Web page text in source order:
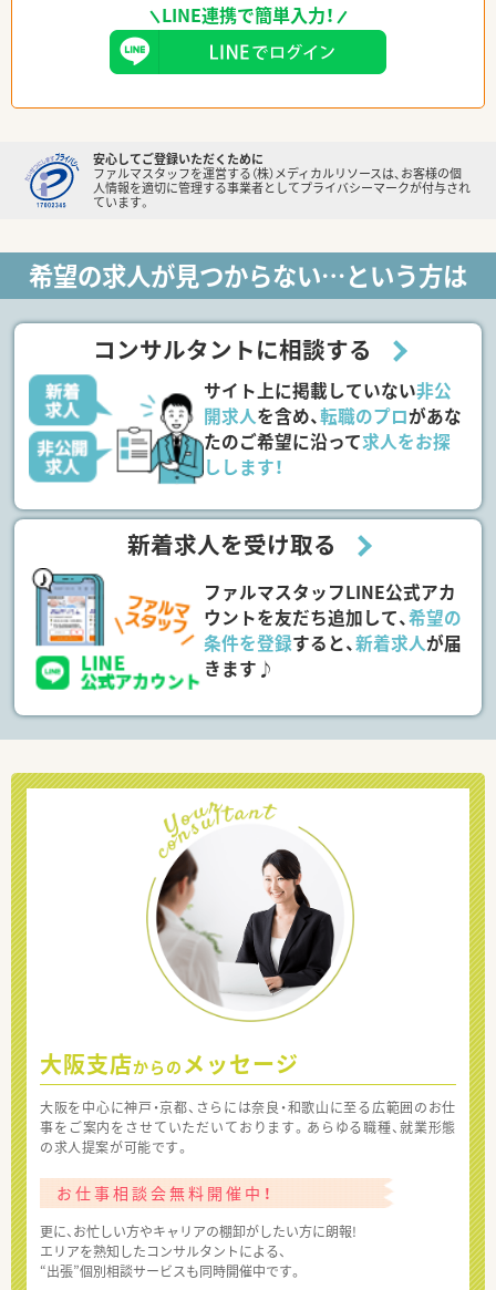
LINE連携で簡単入力！
安心してご登録いただくために
ファルマスタッフを運営する（株）メディカルリソースは、お客様の個
人情報を適切に管理する事業者としてプライバシーマークが付与され
ています。
希望の求人が見つからない…という方は
コンサルタントに相談する
サイト上に掲載していない非公
開求人を含め、転職のプロがあな
たのご希望に沿って求人をお探
しします！
新着求人を受け取る
ファルマスタッフLINE公式アカ
ウントを友だち追加して、希望の
条件を登録すると、新着求人が届
きます♪
大阪支店からの メッセージ
大阪を中心に神戸・京都、さらには奈良・和歌山に至る広範囲のお仕
事をご案内をさせていただいております。あらゆる職種、就業形態
の求人提案が可能です。
お仕事相談会無料開催中！
更に、お忙しい方やキャリアの棚卸がしたい方に朗報!
エリアを熟知したコンサルタントによる、
“出張”個別相談サービスも同時開催中です。